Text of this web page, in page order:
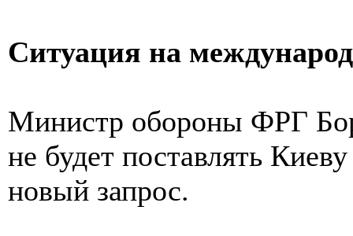
Ситуация на
Министр обороны ФРГ
не будет поставлять
новый запрос.